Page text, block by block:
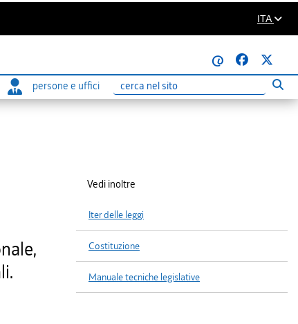
ITA
@
persone e uffici
Ricerca
Vedi inoltre
Iter delle leggi
Costituzione
Manuale tecniche legislative